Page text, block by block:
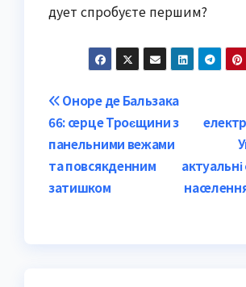
дует спробуєте першим?
Post
navigation
Оноре де Бальзака
66: серце Троєщини з
панельними вежами
та повсякденним
затишком